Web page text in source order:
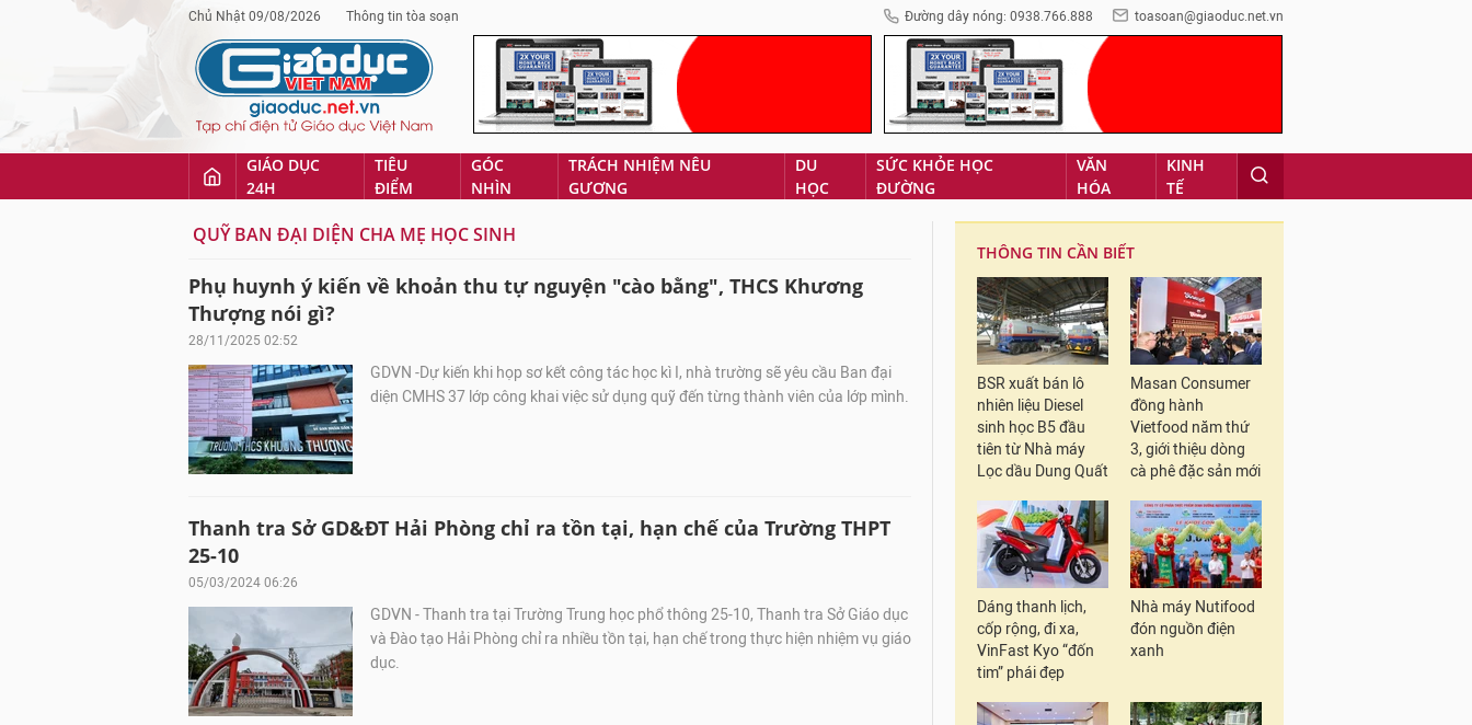
Chủ Nhật 09/08/2026 Thông tin tòa soạn Đường dây nóng: 0938.766.888 toasoan@giaoduc.net.vn
GIÁO DỤC
24H
TIÊU
ĐIỂM
GÓC
NHÌN
TRÁCH NHIỆM NÊU
GƯƠNG
DU
HỌC
SỨC KHỎE HỌC
ĐƯỜNG
VĂN
HÓA
KINH
TẾ
QUỸ BAN ĐẠI DIỆN CHA MẸ HỌC SINH
Phụ huynh ý kiến về khoản thu tự nguyện "cào bằng", THCS Khương
Thượng nói gì?
28/11/2025 02:52
GDVN -Dự kiến khi họp sơ kết công tác học kì I, nhà trường sẽ yêu cầu Ban đại
diện CMHS 37 lớp công khai việc sử dụng quỹ đến từng thành viên của lớp mình.
Thanh tra Sở GD&ĐT Hải Phòng chỉ ra tồn tại, hạn chế của Trường THPT
25-10
05/03/2024 06:26
GDVN - Thanh tra tại Trường Trung học phổ thông 25-10, Thanh tra Sở Giáo dục
và Đào tạo Hải Phòng chỉ ra nhiều tồn tại, hạn chế trong thực hiện nhiệm vụ giáo
dục.
THÔNG TIN CẦN BIẾT
BSR xuất bán lô
nhiên liệu Diesel
sinh học B5 đầu
tiên từ Nhà máy
Lọc dầu Dung Quất
Masan Consumer
đồng hành
Vietfood năm thứ
3, giới thiệu dòng
cà phê đặc sản mới
Dáng thanh lịch,
cốp rộng, đi xa,
VinFast Kyo “đốn
tim” phái đẹp
Nhà máy Nutifood
đón nguồn điện
xanh